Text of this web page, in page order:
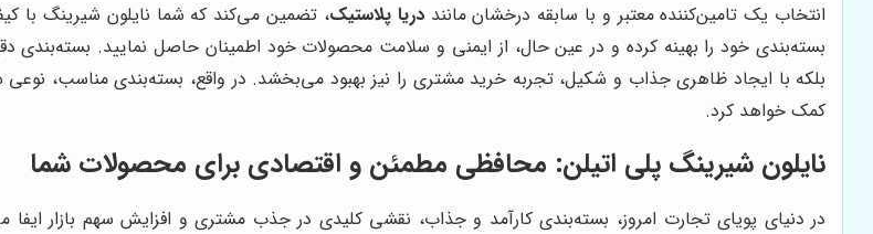
انتخاب یک تامین‌کننده معتبر و با سابقه درخشان ماننددریا پلاستیک، تضمین می‌کند که شما نایلون شیرینگ با
بسته‌بندی خود را بهینه کرده و در عین حال، از ایمنی و سلامت محصولات خود اطمینان حاصل نمایید. بسته‌بندی
بلکه با ایجاد ظاهری جذاب و شکیل، تجربه خرید مشتری را نیز بهبود می‌بخشد. در واقع، بسته‌بندی مناسب،
کمک خواهد کرد.
نایلون شیرینگ پلی اتیلن: محافظی مطمئن و اقتصادی برای محصولات شما